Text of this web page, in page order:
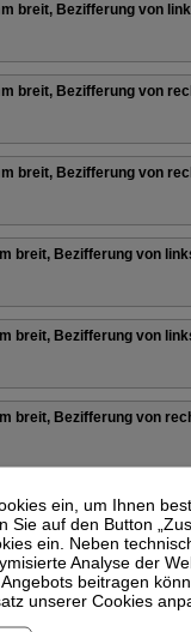
breit, Bezifferung von
breit, Bezifferung von
breit, Bezifferung von
breit, Bezifferung von
breit, Bezifferung von
breit, Bezifferung von
breit, Bezifferung von
breit, Bezifferung von
ein, um Ihnen
Sie auf den Button
ein. Neben
Analyse der
beitragen
unserer Cookies